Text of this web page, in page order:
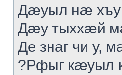
Дæуыл нæ
Дæу тыххæй
Де знаг чи у,
?Рфыг кæуыл